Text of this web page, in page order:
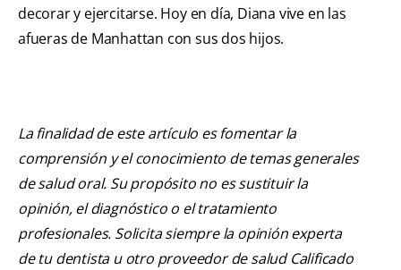
decorar y ejercitarse. Hoy en día, Diana vive en las
afueras de Manhattan con sus dos hijos.
La finalidad de este artículo es fomentar la
comprensión y el conocimiento de temas generales
de salud oral. Su propósito no es sustituir la
opinión, el diagnóstico o el tratamiento
profesionales. Solicita siempre la opinión experta
de tu dentista u otro proveedor de salud Calificado